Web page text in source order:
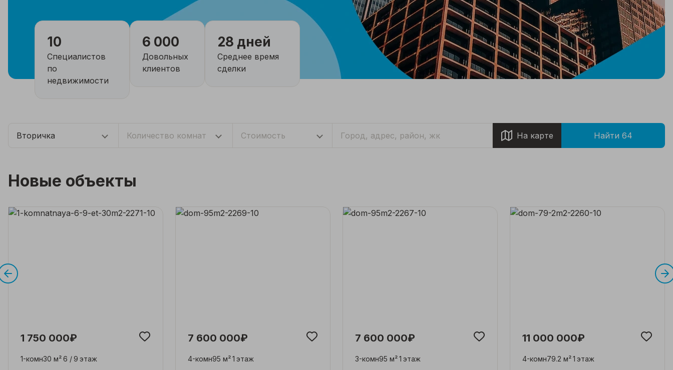
10
Специалистов
по
недвижимости
6 000
Довольных
клиентов
28 дней
Среднее время
сделки
Вторичка Количество комнат Стоимость На карте Найти 64
Новые объекты
1 750 000₽
1-комн30 м²6 /9 этаж
7 600 000₽
4-комн95 м²1 этаж
7 600 000₽
3-комн95 м²1 этаж
11 000 000₽
4-комн79.2 м²1 этаж